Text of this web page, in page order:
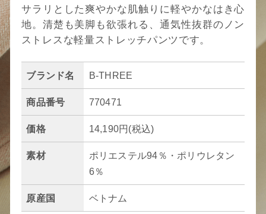
サラリとした爽やかな肌触りに軽やかなはき心
地。清楚も美脚も欲張れる、通気性抜群のノン
ストレスな軽量ストレッチパンツです。
ブランド名 B-THREE
商品番号 770471
価格 14,190円(税込)
素材
ポリエステル94％・ポリウレタン
6％
原産国 ベトナム